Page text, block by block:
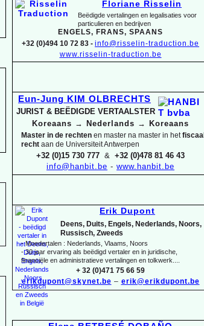
Floriane Risselin
Beëdigde vertalingen en legalisaties voor
particulieren en bedrijven
ENGELS, FRANS, SPAANS
+32 (0)494 10 72 83 - info@risselin-traduction.be
www.risselin-traduction.be
Eun-Jung KIM OLBRECHTS
JURIST & BEËDIGDE VERTAALSTER
Koreaans → Nederlands → Koreaans
Master in de rechten en master na master in hetfiscaal
recht aan de Universiteit Antwerpen
+32 (0)15 730 777 & +32 (0)478 81 46 43
info@hanbit.be - www.hanbit.be
Erik Dupont
Deens, Duits, Engels, Nederlands, Noors,
Russisch, Zweeds
-Moedertalen : Nederlands, Vlaams, Noors
-30 jaar ervaring als beëdigd vertaler en in juridische,
financiële en administratieve vertalingen en tolkwerk....
+ 32 (0)471 75 66 59
erikdupont@skynet.be – erik@erikdupont.be